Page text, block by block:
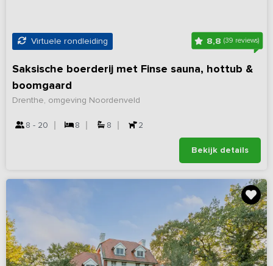
Virtuele rondleiding 8,8 (39 reviews)
Saksische boerderij met Finse sauna, hottub &
boomgaard
Drenthe, omgeving Noordenveld
8 - 20 8 8 2
Bekijk details